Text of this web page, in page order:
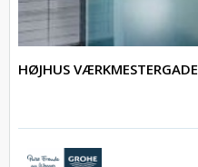
HØJHUS VÆRKMESTERGADE